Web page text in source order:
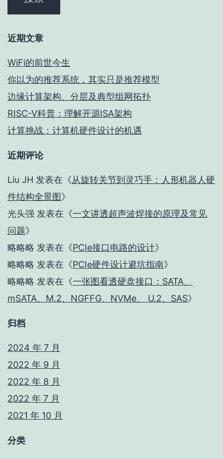
近期文章
WiFi的前世今生
你以为的推荐系统，其实只是推荐模型
边缘计算架构、分层及典型组网拓扑
RISC-V科普：理解开源ISA架构
计算挑战：计算机硬件设计的机遇
近期评论
Liu JH 发表在《从旋转关节到灵巧手：人形机器人硬
件结构全景图》
光头强 发表在《一文讲透超声波焊接的原理及常见
问题》
略略略 发表在《PCIe接口电路的设计》
略略略 发表在《PCIe硬件设计避坑指南》
略略略 发表在《一张图看透硬盘接口：SATA、
mSATA、M.2、NGFFG、NVMe、 U.2、SAS》
归档
2024 年 7 月
2022 年 9 月
2022 年 8 月
2022 年 7 月
2021 年 10 月
分类